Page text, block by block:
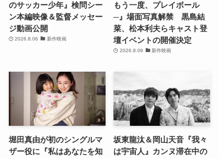
のサッカー少年』検問シー
ン本編映像＆監督メッセー
ジ動画公開
2026.8.06 新作映画
もう一度、プレイボール
─』場面写真解禁 黒島結
菜、松本利夫らキャスト登
壇イベントの開催決定
2026.8.06 新作映画
堀田真由が初のシングルマ
ザー役に『私はあなたを知
坂東龍汰＆岡山天音『我々
は宇宙人』カンヌ滞在中の